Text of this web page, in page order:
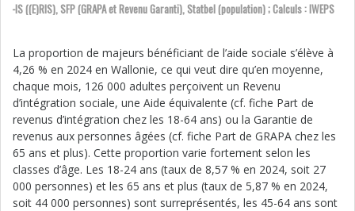
SPP-IS ((E)RIS), SFP (GRAPA et Revenu Garanti), Statbel (population) ; Calculs : IWEPS
La proportion de majeurs bénéficiant de l’aide sociale s’élève à
4,26 % en 2024 en Wallonie, ce qui veut dire qu’en moyenne,
chaque mois, 126 000 adultes perçoivent un Revenu
d’intégration sociale, une Aide équivalente (cf. fiche Part de
revenus d’intégration chez les 18-64 ans) ou la Garantie de
revenus aux personnes âgées (cf. fiche Part de GRAPA chez les
65 ans et plus). Cette proportion varie fortement selon les
classes d’âge. Les 18-24 ans (taux de 8,57 % en 2024, soit 27
000 personnes) et les 65 ans et plus (taux de 5,87 % en 2024,
soit 44 000 personnes) sont surreprésentés, les 45-64 ans sont